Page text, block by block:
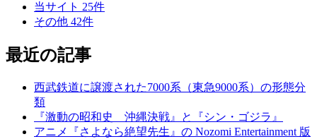
当サイト 25件
その他 42件
最近の記事
西武鉄道に譲渡された7000系（東急9000系）の形態分
類
『激動の昭和史 沖縄決戦』と『シン・ゴジラ』
アニメ『さよなら絶望先生』の Nozomi Entertainment 版